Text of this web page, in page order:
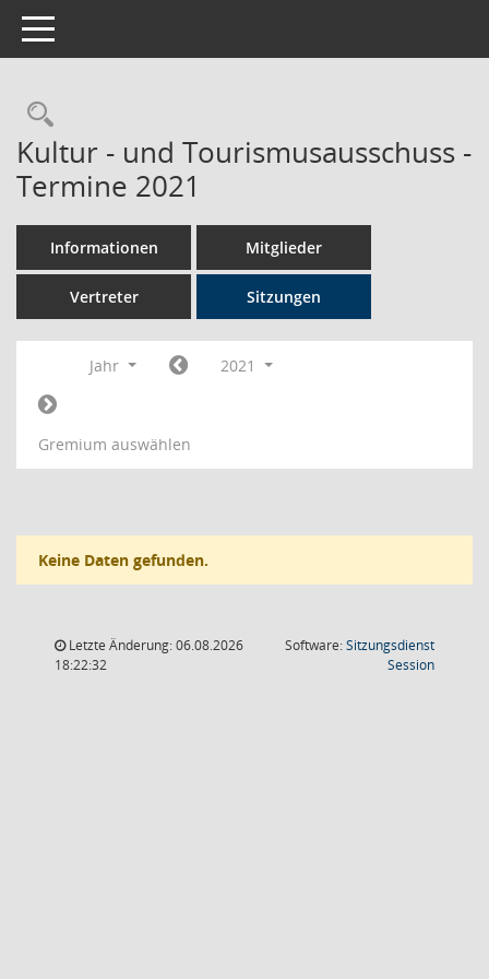
Toggle navigation
Rechercheauswahl
Kultur - und Tourismusausschuss -
Termine 2021
Informationen Mitglieder
Vertreter Sitzungen
Jahr 2021
Gremium auswählen
Keine Daten gefunden.
Letzte Änderung: 06.08.2026
18:22:32
Software:Sitzungsdienst
Session(Wird in